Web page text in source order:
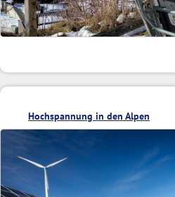
Hochspannung in den Alpen